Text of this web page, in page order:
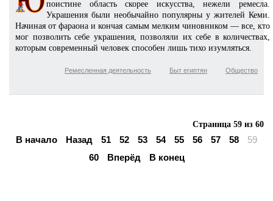
поистине область скорее искусства, нежели ремесла.
Украшения были необычайно популярны у жителей Кеми.
Начиная от фараона и кончая самым мелким чиновником — все, кто
мог позволить себе украшения, позволяли их себе в количествах,
которым современный человек способен лишь тихо изумляться.
Общество
Быт египтян
Ремесленная деятельность
Страница 59 из 60
В начало Назад 51 52 53 54 55 56 57 58
59
60
Вперёд В конец